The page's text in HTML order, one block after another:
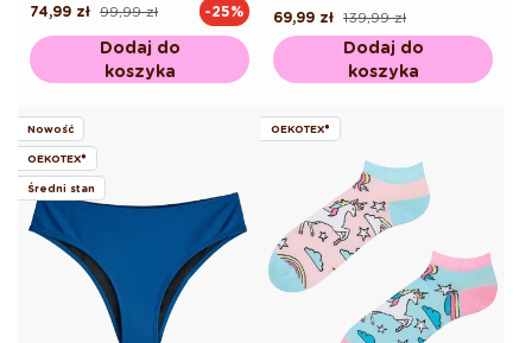
Cena
99,99 zł
Cena
74,99 zł -25%
Dodaj do
koszyka
Cena
regularna
139,99 zł
Cena
promocyjna
69,99 zł
Dodaj do
koszyka
Nowość
OEKOTEX®
Średni stan
OEKOTEX®